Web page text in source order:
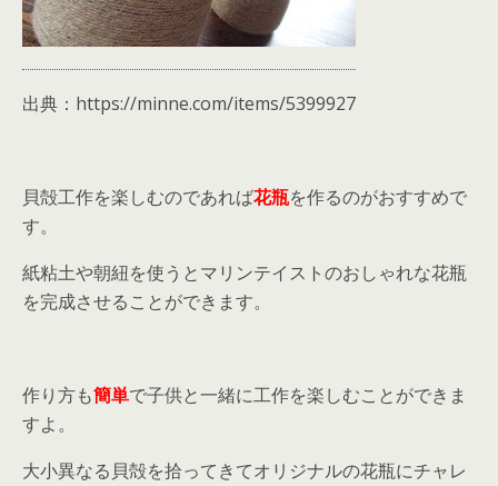
出典：https://minne.com/items/5399927
貝殻工作を楽しむのであれば花瓶を作るのがおすすめで
す。
紙粘土や朝紐を使うとマリンテイストのおしゃれな花瓶
を完成させることができます。
作り方も簡単で子供と一緒に工作を楽しむことができま
すよ。
大小異なる貝殻を拾ってきてオリジナルの花瓶にチャレ